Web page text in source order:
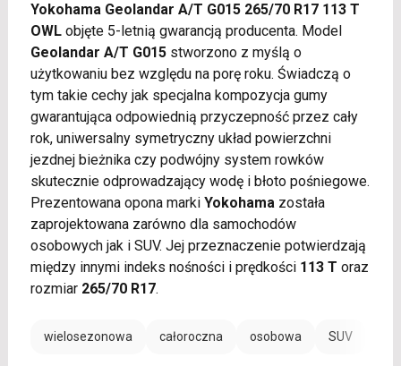
Yokohama Geolandar A/T G015 265/70 R17 113 T
OWLobjęte 5-letnią gwarancją producenta. Model
Geolandar A/T G015stworzono z myślą o
użytkowaniu bez względu na porę roku. Świadczą o
tym takie cechy jak specjalna kompozycja gumy
gwarantująca odpowiednią przyczepność przez cały
rok, uniwersalny symetryczny układ powierzchni
jezdnej bieżnika czy podwójny system rowków
skutecznie odprowadzający wodę i błoto pośniegowe.
Prezentowana opona marki Yokohamazostała
zaprojektowana zarówno dla samochodów
osobowych jak i SUV. Jej przeznaczenie potwierdzają
między innymi indeks nośności i prędkości 113 T oraz
rozmiar 265/70 R17.
wielosezonowa całoroczna osobowa SUV